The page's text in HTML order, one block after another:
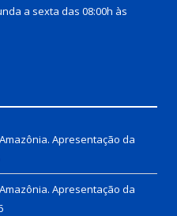
a sexta das 08:00h às
Amazônia. Apresentação da
Amazônia. Apresentação da